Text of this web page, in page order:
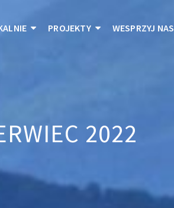
PROJEKTY WESPRZYJ NAS
2022